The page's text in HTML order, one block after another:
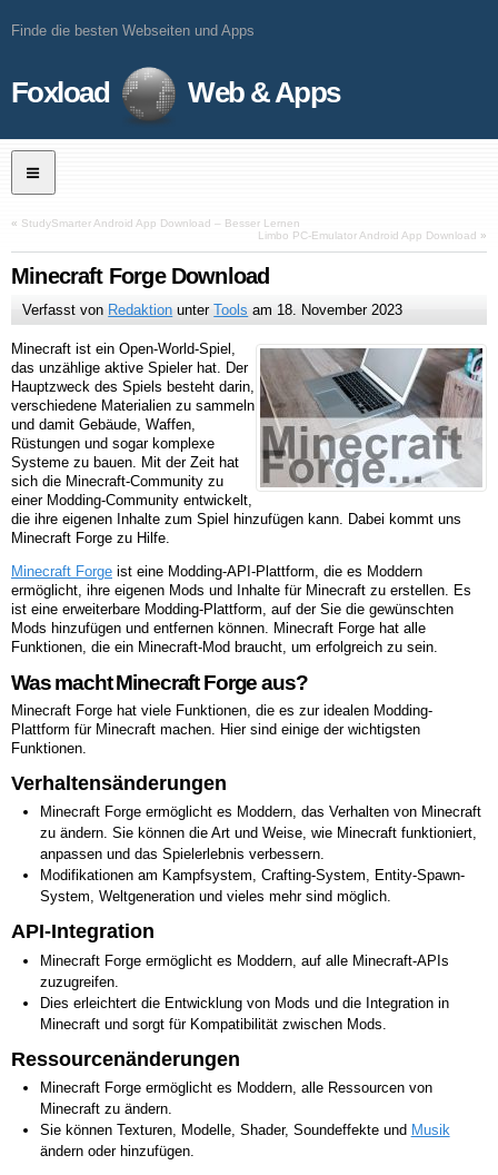
Finde die besten Webseiten und Apps
Foxload Web & Apps
« StudySmarter Android App Download – Besser Lernen
Limbo PC-Emulator Android App Download »
Minecraft Forge Download
Verfasst von Redaktion unterTools am 18. November 2023
Minecraft ist ein Open-World-Spiel,
das unzählige aktive Spieler hat. Der
Hauptzweck des Spiels besteht darin,
verschiedene Materialien zu sammeln
und damit Gebäude, Waffen,
Rüstungen und sogar komplexe
Systeme zu bauen. Mit der Zeit hat
sich die Minecraft-Community zu
einer Modding-Community entwickelt,
die ihre eigenen Inhalte zum Spiel hinzufügen kann. Dabei kommt uns
Minecraft Forge zu Hilfe.
Minecraft Forge ist eine Modding-API-Plattform, die es Moddern
ermöglicht, ihre eigenen Mods und Inhalte für Minecraft zu erstellen. Es
ist eine erweiterbare Modding-Plattform, auf der Sie die gewünschten
Mods hinzufügen und entfernen können. Minecraft Forge hat alle
Funktionen, die ein Minecraft-Mod braucht, um erfolgreich zu sein.
Was macht Minecraft Forge aus?
Minecraft Forge hat viele Funktionen, die es zur idealen Modding-
Plattform für Minecraft machen. Hier sind einige der wichtigsten
Funktionen.
Verhaltensänderungen
Minecraft Forge ermöglicht es Moddern, das Verhalten von Minecraft
zu ändern. Sie können die Art und Weise, wie Minecraft funktioniert,
anpassen und das Spielerlebnis verbessern.
Modifikationen am Kampfsystem, Crafting-System, Entity-Spawn-
System, Weltgeneration und vieles mehr sind möglich.
API-Integration
Minecraft Forge ermöglicht es Moddern, auf alle Minecraft-APIs
zuzugreifen.
Dies erleichtert die Entwicklung von Mods und die Integration in
Minecraft und sorgt für Kompatibilität zwischen Mods.
Ressourcenänderungen
Minecraft Forge ermöglicht es Moddern, alle Ressourcen von
Minecraft zu ändern.
Sie können Texturen, Modelle, Shader, Soundeffekte und Musik
ändern oder hinzufügen.